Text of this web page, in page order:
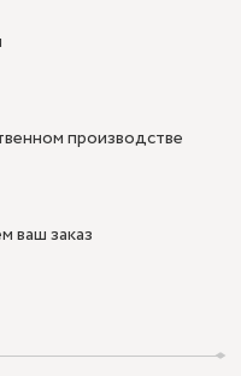
производстве
ваш заказ